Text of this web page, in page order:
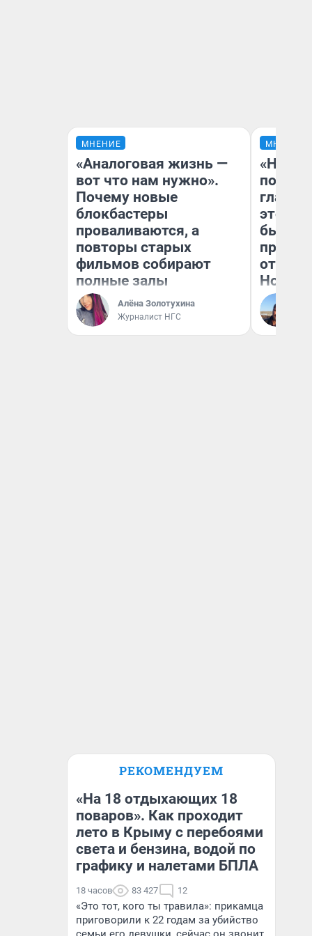
МНЕНИЕ
«Аналоговая жизнь —
вот что нам нужно».
Почему новые
блокбастеры
проваливаются, а
повторы старых
фильмов собирают
полные залы
Алёна Золотухина
Журналист НГС
МНЕНИЕ
этого
бьет
отзыв
Нолана
РЕКОМЕНДУЕМ
«На 18 отдыхающих 18
поваров». Как проходит
лето в Крыму с перебоями
света и бензина, водой по
графику и налетами БПЛА
18 часов 83 427 12
«Это тот, кого ты травила»: прикамца
приговорили к 22 годам за убийство